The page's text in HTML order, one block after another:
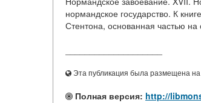
нормандское государство. К
Стентона, основанная частью на
Эта публикация была размещена на
Полная версия: http://